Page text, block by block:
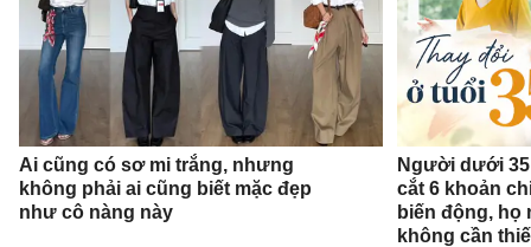
Ai cũng có sơ mi trắng, nhưng
không phải ai cũng biết mặc đẹp
như cô nàng này
Người dưới
cắt 6 khoản
biến động, họ
không cần